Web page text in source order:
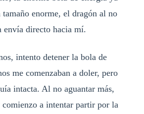
tamaño enorme, el dragón al no
envía directo hacia mí.
intento detener la bola de
me comenzaban a doler, pero
intacta. Al no aguantar más,
a intentar partir por la